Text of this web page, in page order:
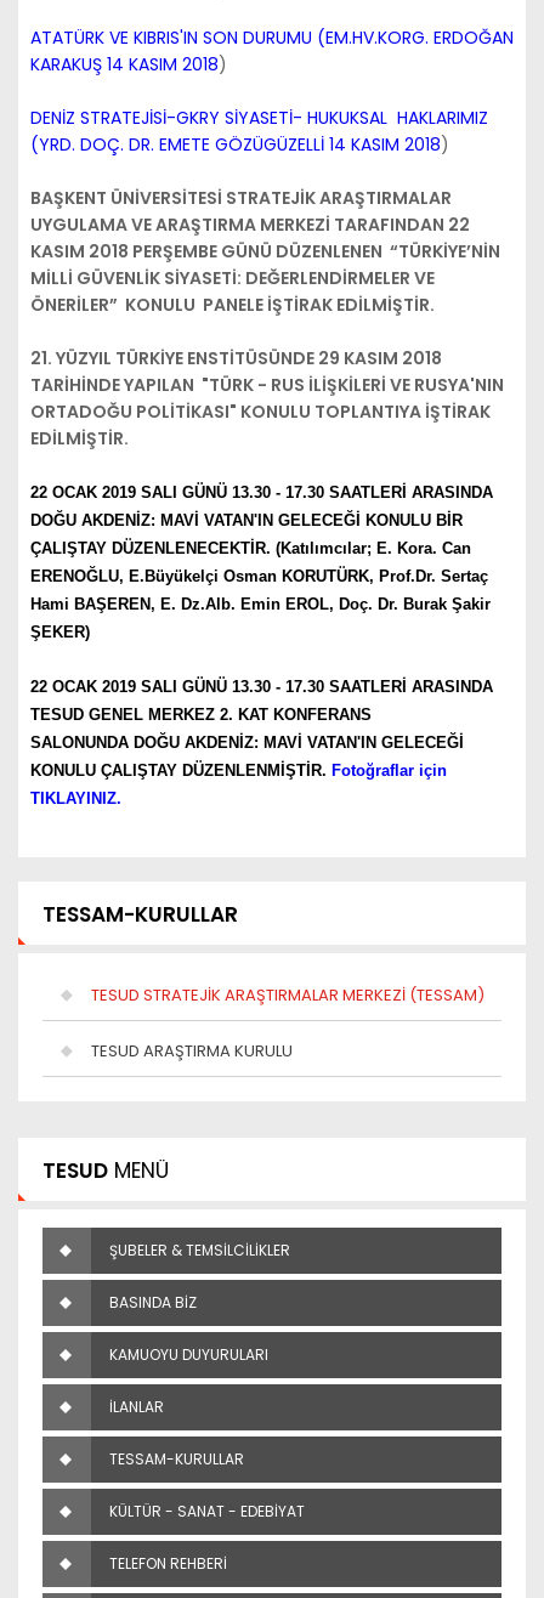
ATATÜRK VE KIBRIS'IN SON DURUMU (EM.HV.KORG. ERDOĞAN
KARAKUŞ 14 KASIM 2018)
DENİZ STRATEJİSİ-GKRY SİYASETİ- HUKUKSAL HAKLARIMIZ
(YRD. DOÇ. DR. EMETE GÖZÜGÜZELLİ 14 KASIM 2018)
BAŞKENT ÜNİVERSİTESİ STRATEJİK ARAŞTIRMALAR
UYGULAMA VE ARAŞTIRMA MERKEZİ TARAFINDAN 22
KASIM 2018 PERŞEMBE GÜNÜ DÜZENLENEN “TÜRKİYE’NİN
MİLLİ GÜVENLİK SİYASETİ: DEĞERLENDİRMELER VE
ÖNERİLER” KONULU PANELE İŞTİRAK EDİLMİŞTİR.
21. YÜZYIL TÜRKİYE ENSTİTÜSÜNDE 29 KASIM 2018
TARİHİNDE YAPILAN "TÜRK - RUS İLİŞKİLERİ VE RUSYA'NIN
ORTADOĞU POLİTİKASI" KONULU TOPLANTIYA İŞTİRAK
EDİLMİŞTİR.
22 OCAK 2019 SALI GÜNÜ 13.30 - 17.30 SAATLERİ ARASINDA
DOĞU AKDENİZ: MAVİ VATAN'IN GELECEĞİ KONULU BİR
ÇALIŞTAY DÜZENLENECEKTİR. (Katılımcılar; E. Kora. Can
ERENOĞLU, E.Büyükelçi Osman KORUTÜRK, Prof.Dr. Sertaç
Hami BAŞEREN, E. Dz.Alb. Emin EROL, Doç. Dr. Burak Şakir
ŞEKER)
22 OCAK 2019 SALI GÜNÜ 13.30 - 17.30 SAATLERİ ARASINDA
TESUD GENEL MERKEZ 2. KAT KONFERANS
SALONUNDA DOĞU AKDENİZ: MAVİ VATAN'IN GELECEĞİ
KONULU ÇALIŞTAY DÜZENLENMİŞTİR. Fotoğraflar için
TIKLAYINIZ.
TESSAM-KURULLAR
TESUD STRATEJİK ARAŞTIRMALAR MERKEZİ (TESSAM)
TESUD ARAŞTIRMA KURULU
TESUD MENÜ
ŞUBELER & TEMSİLCİLİKLER
BASINDA BİZ
KAMUOYU DUYURULARI
İLANLAR
TESSAM-KURULLAR
KÜLTÜR - SANAT - EDEBİYAT
TELEFON REHBERİ